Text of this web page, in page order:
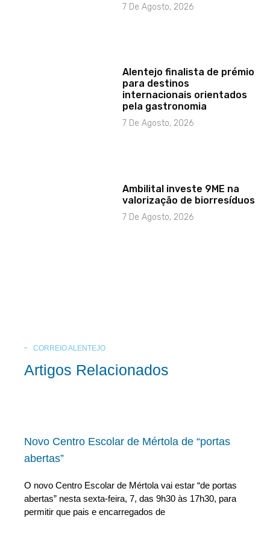
7 De Agosto, 2026
Alentejo finalista de prémio
para destinos
internacionais orientados
pela gastronomia
7 De Agosto, 2026
Ambilital investe 9ME na
valorização de biorresíduos
7 De Agosto, 2026
CORREIO ALENTEJO
Artigos Relacionados
Novo Centro Escolar de Mértola de “portas
abertas”
O novo Centro Escolar de Mértola vai estar “de portas
abertas” nesta sexta-feira, 7, das 9h30 às 17h30, para
permitir que pais e encarregados de